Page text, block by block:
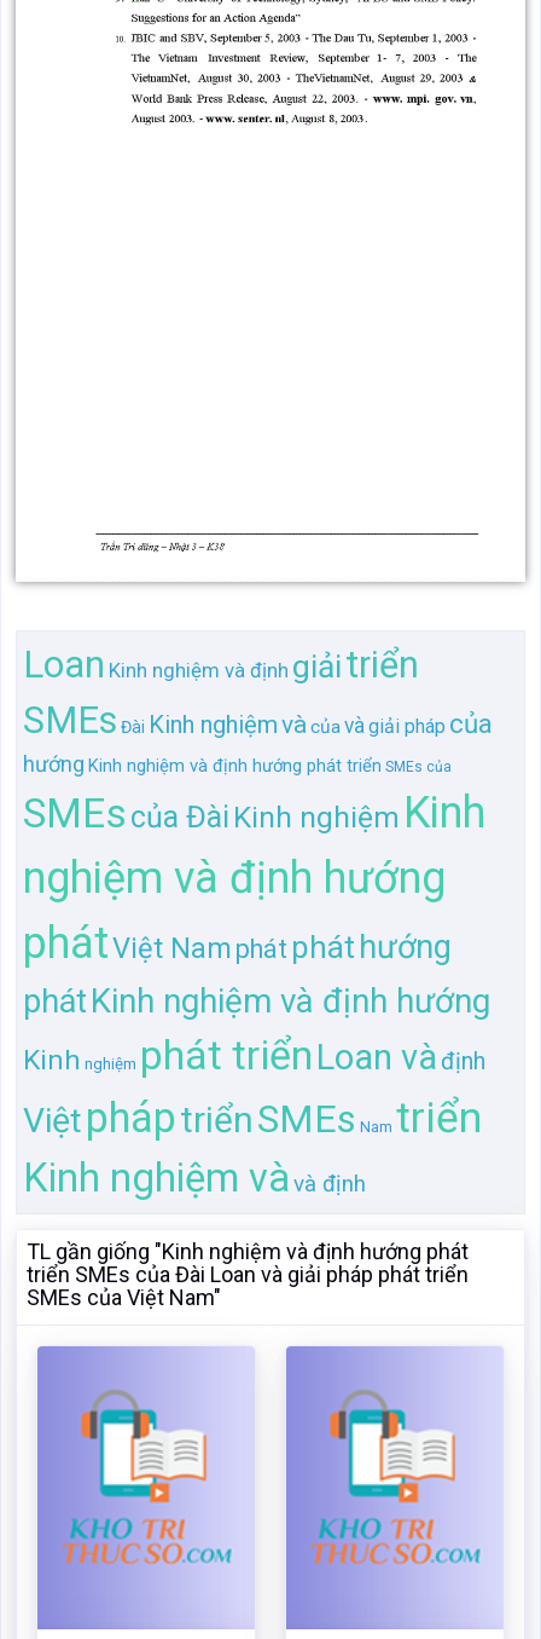
Loan Kinh nghiệm và định giảitriển
SMEs Đài Kinh nghiệmvà củavà giải pháp của
hướng Kinh nghiệm và định hướng phát triển SMEs của
SMEs của Đài Kinh nghiệm Kinh
nghiệm và định hướng
phátViệt Nam phát phát hướng
phátKinh nghiệm và định hướng
Kinh nghiệm phát triển Loan và định
ViệtpháptriểnSMEs Nam triển
Kinh nghiệm vàvà định
TL gần giống "Kinh nghiệm và định hướng phát
triển SMEs của Đài Loan và giải pháp phát triển
SMEs của Việt Nam"